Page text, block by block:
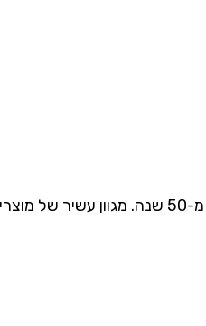
חברתנו בעלת הניסיון, הידע וההתמחות בייבוא ושיווק מוצרי